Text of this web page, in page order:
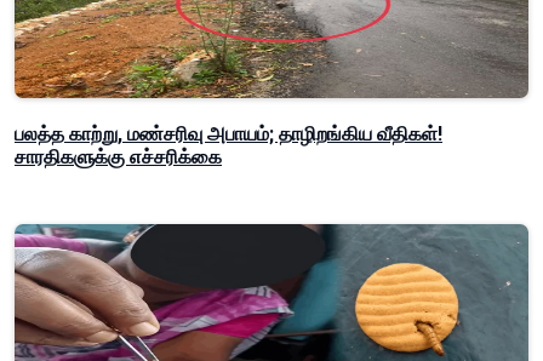
பலத்த காற்று, மண்சரிவு அபாயம்; தாழிறங்கிய வீதிகள்!
சாரதிகளுக்கு எச்சரிக்கை